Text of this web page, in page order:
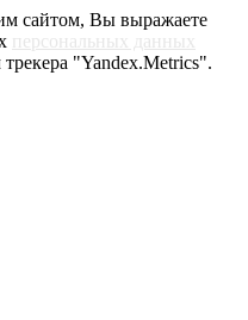
сайтом, Вы выражаете
персональных данных
"Yandex.Metrics".